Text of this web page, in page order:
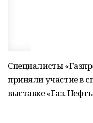
Специалисты
приняли участие в
выставке «Газ.